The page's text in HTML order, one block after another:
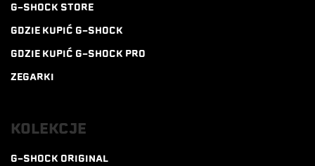
G-SHOCK STORE
GDZIE KUPIĆ G-SHOCK
GDZIE KUPIĆ G-SHOCK PRO
ZEGARKI
KOLEKCJE
G-SHOCK ORIGINAL